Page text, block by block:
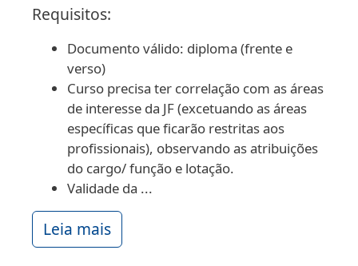
Requisitos:
Documento válido: diploma (frente e
verso)
Curso precisa ter correlação com as áreas
de interesse da JF (excetuando as áreas
específicas que ficarão restritas aos
profissionais), observando as atribuições
do cargo/ função e lotação.
Validade da ...
Leia mais